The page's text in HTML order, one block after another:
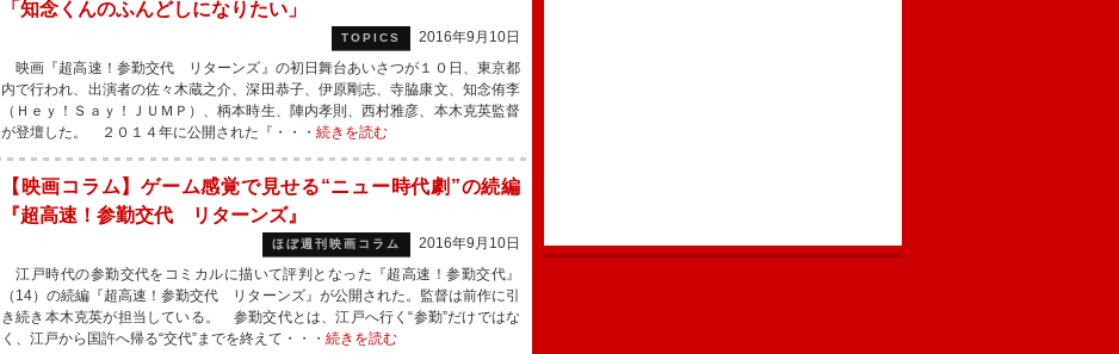
「知念くんのふんどしになりたい」
TOPICS
2016年9月10日
映画『超高速！参勤交代 リターンズ』の初日舞台あいさつが１０日、東京都
内で行われ、出演者の佐々木蔵之介、深田恭子、伊原剛志、寺脇康文、知念侑李
（Ｈｅｙ！Ｓａｙ！ＪＵＭＰ）、柄本時生、陣内孝則、西村雅彦、本木克英監督
が登壇した。 ２０１４年に公開された『・・・ 続きを読む
【映画コラム】ゲーム感覚で見せる“ニュー時代劇”の続編
『超高速！参勤交代 リターンズ』
ほぼ週刊映画コラム
2016年9月10日
江戸時代の参勤交代をコミカルに描いて評判となった『超高速！参勤交代』
（14）の続編『超高速！参勤交代 リターンズ』が公開された。監督は前作に引
き続き本木克英が担当している。 参勤交代とは、江戸へ行く“参勤”だけではな
く、江戸から国許へ帰る“交代”までを終えて・・・ 続きを読む